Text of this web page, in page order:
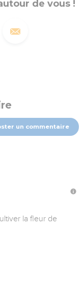
de vous !
un commentaire
la fleur de